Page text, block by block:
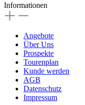
Informationen
Angebote
Über Uns
Prospekte
Tourenplan
Kunde werden
AGB
Datenschutz
Impressum